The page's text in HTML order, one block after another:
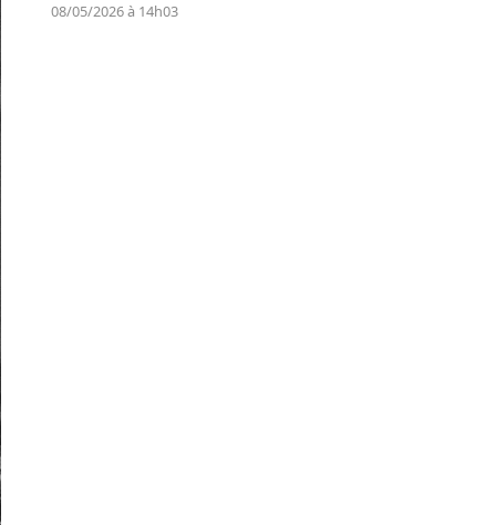
08/05/2026 à 14h03